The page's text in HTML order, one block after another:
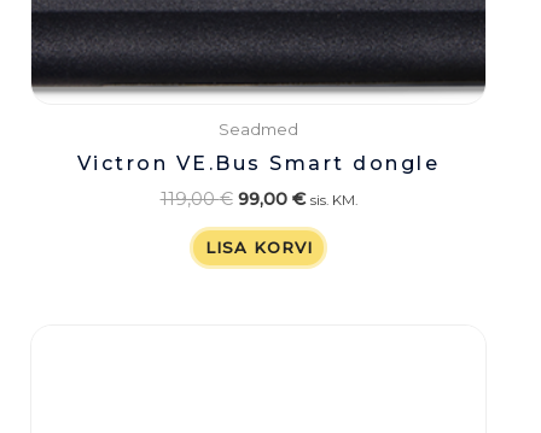
Seadmed
Victron VE.Bus Smart dongle
119,00€ 99,00 € sis. KM.
LISA KORVI